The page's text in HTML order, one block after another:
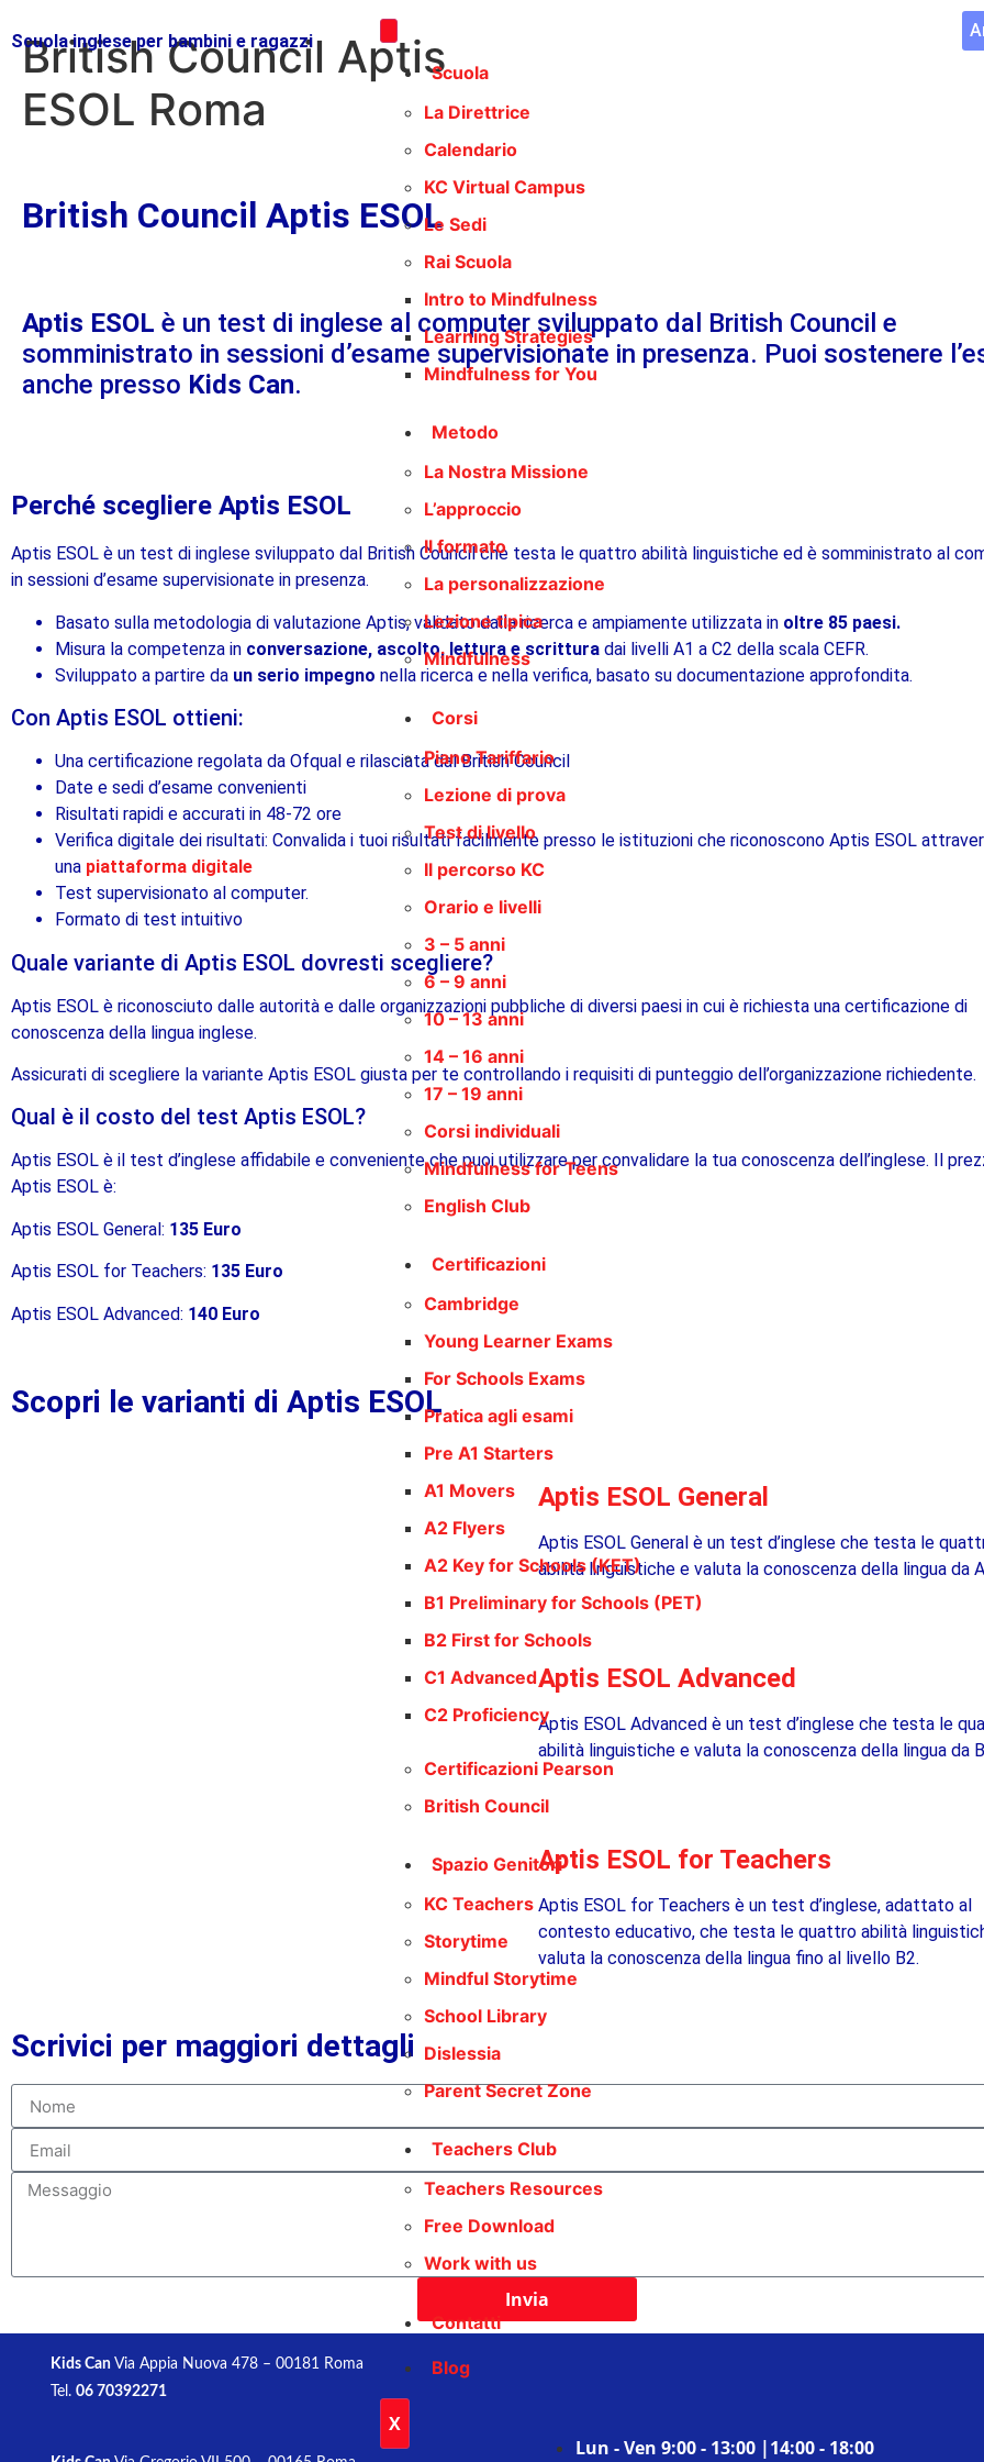
Scuola inglese per bambini e ragazzi
Scuola
La Direttrice
Calendario
KC Virtual Campus
Le Sedi
Rai Scuola
Intro to Mindfulness
Learning Strategies
Mindfulness for You
Metodo
La Nostra Missione
L’approccio
Il formato
La personalizzazione
Lezione tipica
Mindfulness
Corsi
Piano Tariffario
Lezione di prova
Test di livello
Il percorso KC
Orario e livelli
3 – 5 anni
6 – 9 anni
10 – 13 anni
14 – 16 anni
17 – 19 anni
Corsi individuali
Mindfulness for Teens
English Club
Certificazioni
Cambridge
Young Learner Exams
For Schools Exams
Pratica agli esami
Pre A1 Starters
A1 Movers
A2 Flyers
A2 Key for Schools (KET)
B1 Preliminary for Schools (PET)
B2 First for Schools
C1 Advanced
C2 Proficiency
Certificazioni Pearson
British Council
Spazio Genitori
KC Teachers
Storytime
Mindful Storytime
School Library
Dislessia
Parent Secret Zone
Teachers Club
Teachers Resources
Free Download
Work with us
Contatti
Blog
X
British Council Aptis
ESOL Roma
British Council Aptis ESOL
Aptis ESOL è un test di inglese al computer sviluppato dal British Council e
somministrato in sessioni d’esame supervisionate in presenza. Puoi sostenere
anche presso Kids Can.
Perché scegliere Aptis ESOL
Aptis ESOL è un test di inglese sviluppato dal British Council che testa le quattro abilità linguistiche ed è somministrato al
in sessioni d’esame supervisionate in presenza.
Basato sulla metodologia di valutazione Aptis, validato dalla ricerca e ampiamente utilizzata in oltre 85 paesi.
Misura la competenza in conversazione, ascolto, lettura e scrittura dai livelli A1 a C2 della scala CEFR.
Sviluppato a partire da un serio impegno nella ricerca e nella verifica, basato su documentazione approfondita.
Con Aptis ESOL ottieni:
Una certificazione regolata da Ofqual e rilasciata dal British Council
Date e sedi d’esame convenienti
Risultati rapidi e accurati in 48-72 ore
Verifica digitale dei risultati: Convalida i tuoi risultati facilmente presso le istituzioni che riconoscono Aptis ESOL
una piattaforma digitale
Test supervisionato al computer.
Formato di test intuitivo
Quale variante di Aptis ESOL dovresti scegliere?
Aptis ESOL è riconosciuto dalle autorità e dalle organizzazioni pubbliche di diversi paesi in cui è richiesta una certificazione di
conoscenza della lingua inglese.
Assicurati di scegliere la variante Aptis ESOL giusta per te controllando i requisiti di punteggio dell’organizzazione richiedente.
Qual è il costo del test Aptis ESOL?
Aptis ESOL è il test d’inglese affidabile e conveniente che puoi utilizzare per convalidare la tua conoscenza dell’inglese. Il
Aptis ESOL è:
Aptis ESOL General: 135 Euro
Aptis ESOL for Teachers: 135 Euro
Aptis ESOL Advanced: 140 Euro
Scopri le varianti di Aptis ESOL
Aptis ESOL General
Aptis ESOL General è un test d’inglese che testa le
abilità linguistiche e valuta la conoscenza della lingua da
Aptis ESOL Advanced
Aptis ESOL Advanced è un test d’inglese che testa le
abilità linguistiche e valuta la conoscenza della lingua da
Aptis ESOL for Teachers
Aptis ESOL for Teachers è un test d’inglese, adattato al
contesto educativo, che testa le quattro abilità
valuta la conoscenza della lingua fino al livello B2.
Scrivici per maggiori dettagli
Invia
Kids Can Via Appia Nuova 478 – 00181 Roma
Tel. 06 70392271
Lun - Ven 9:00 - 13:00 |14:00 - 18:00